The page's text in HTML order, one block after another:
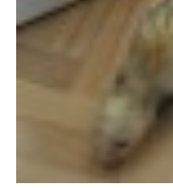
JAK FRETKA BYDLÍ
CESTOVÁNÍ S FRETKOU
JEDNA ČÍ VÍCE FRETEK?